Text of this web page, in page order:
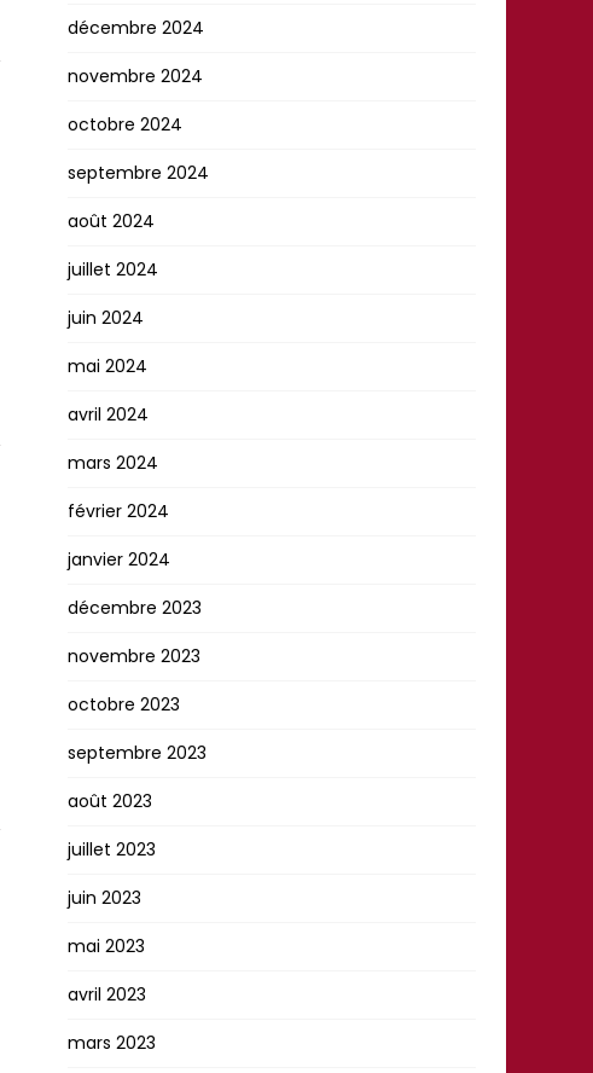
décembre 2024
novembre 2024
octobre 2024
septembre 2024
août 2024
juillet 2024
juin 2024
mai 2024
avril 2024
mars 2024
février 2024
janvier 2024
décembre 2023
novembre 2023
octobre 2023
septembre 2023
août 2023
juillet 2023
juin 2023
mai 2023
avril 2023
mars 2023